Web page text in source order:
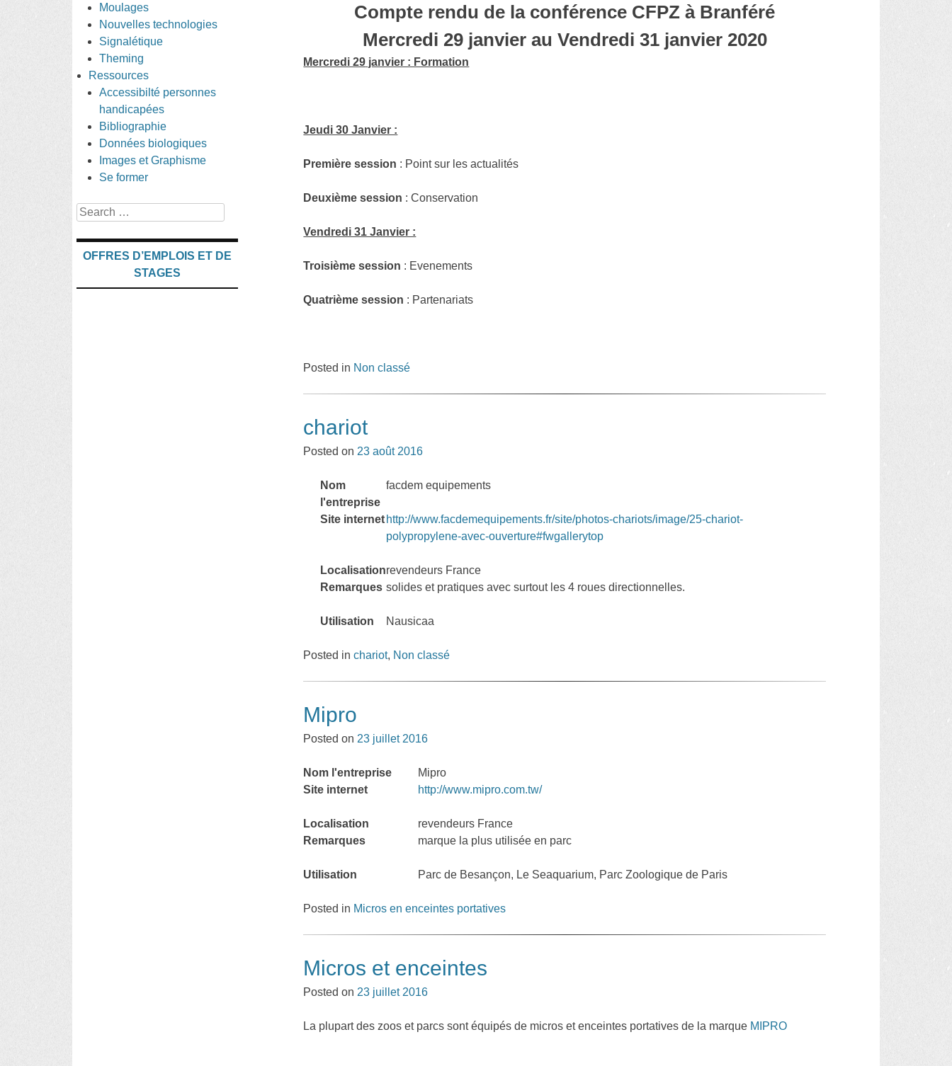
Compte rendu de la conférence CFPZ à Branféré
Mercredi 29 janvier au Vendredi 31 janvier 2020
Mercredi 29 janvier : Formation
Jeudi 30 Janvier :
Première session : Point sur les actualités
Deuxième session : Conservation
Vendredi 31 Janvier :
Troisième session : Evenements
Quatrième session : Partenariats
Posted in Non classé
chariot
Posted on 23 août 2016
Nom
l'entreprise
facdem equipements
Site internet http://www.facdemequipements.fr/site/photos-chariots/image/25-chariot-
polypropylene-avec-ouverture#fwgallerytop
Localisationrevendeurs France
Remarques solides et pratiques avec surtout les 4 roues directionnelles.
Utilisation Nausicaa
Posted inchariot, Non classé
Mipro
Posted on 23 juillet 2016
Nom l'entreprise
Mipro
Site internet
http://www.mipro.com.tw/
Localisation
revendeurs France
Remarques
marque la plus utilisée en parc
Utilisation Parc de Besançon, Le Seaquarium, Parc Zoologique de Paris
Posted in Micros en enceintes portatives
Micros et enceintes
Posted on 23 juillet 2016
La plupart des zoos et parcs sont équipés de micros et enceintes portatives de la marque MIPRO
Moulages
Nouvelles technologies
Signalétique
Theming
Ressources
Accessibilté personnes
handicapées
Bibliographie
Données biologiques
Images et Graphisme
Se former
Search
OFFRES D’EMPLOIS ET DE
STAGES